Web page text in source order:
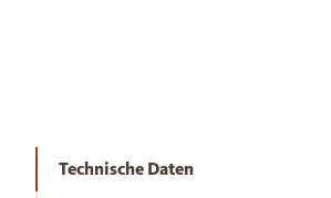
Technische Daten